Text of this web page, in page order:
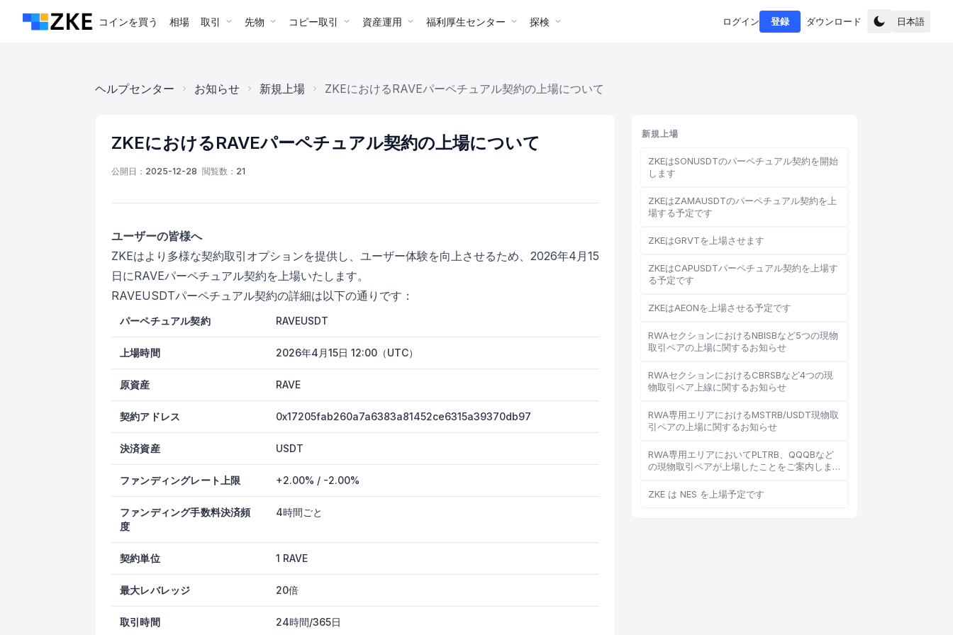
コインを買う 相場 取引 先物 コピー取引 資産運用 福利厚生センター 探検 ログイン 登録 ダウンロード 日本語
ヘルプセンター お知らせ 新規上場 ZKEにおけるRAVEパーペチュアル契約の上場について
ZKEにおけるRAVEパーペチュアル契約の上場について
公開日： 2025-12-28 閲覧数： 21
ユーザーの皆様へ
ZKEはより多様な契約取引オプションを提供し、ユーザー体験を向上させるため、2026年4月15
日にRAVEパーペチュアル契約を上場いたします。
RAVEUSDTパーペチュアル契約の詳細は以下の通りです：
パーペチュアル契約 RAVEUSDT
上場時間 2026年4月15日 12:00（UTC）
原資産 RAVE
契約アドレス 0x17205fab260a7a6383a81452ce6315a39370db97
決済資産 USDT
ファンディングレート上限 +2.00% / -2.00%
ファンディング手数料決済頻
度
4時間ごと
契約単位 1 RAVE
最大レバレッジ 20倍
取引時間 24時間/365日
新規上場
ZKEはSONUSDTのパーペチュアル契約を開始
します
ZKEはZAMAUSDTのパーペチュアル契約を上
場する予定です
ZKEはGRVTを上場させます
ZKEはCAPUSDTパーペチュアル契約を上場す
る予定です
ZKEはAEONを上場させる予定です
RWAセクションにおけるNBISBなど5つの現物
取引ペアの上場に関するお知らせ
RWAセクションにおけるCBRSBなど4つの現
物取引ペア上線に関するお知らせ
RWA専用エリアにおけるMSTRB/USDT現物取
引ペアの上場に関するお知らせ
RWA専用エリアにおいてPLTRB、QQQBなど
の現物取引ペアが上場したことをご案内しま
ZKE は NES を上場予定です
オンラインカスタマーサービス
こんにちは、何かお手伝いで